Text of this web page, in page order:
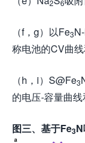
2 6
（f，g）以Fe3
称电池的CV曲线
（h，i）S@Fe3
的电压-容量曲
图三、 基于Fe3